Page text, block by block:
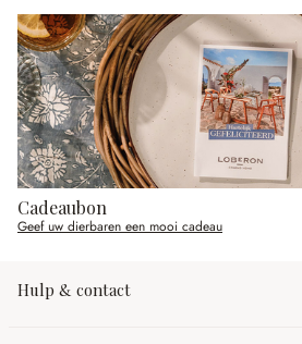
Cadeaubon
Geef uw dierbaren een mooi cadeau
Hulp & contact